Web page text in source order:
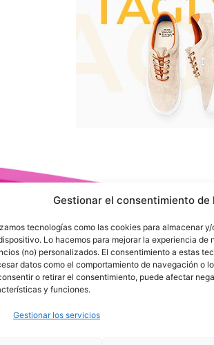
Gestionar el consentimiento de
tecnologías como las cookies para almacenar
Lo hacemos para mejorar la experiencia de
(no) personalizados. El consentimiento a estas
datos como el comportamiento de navegación o
o retirar el consentimiento, puede afectar
y funciones.
Gestionar los servicios